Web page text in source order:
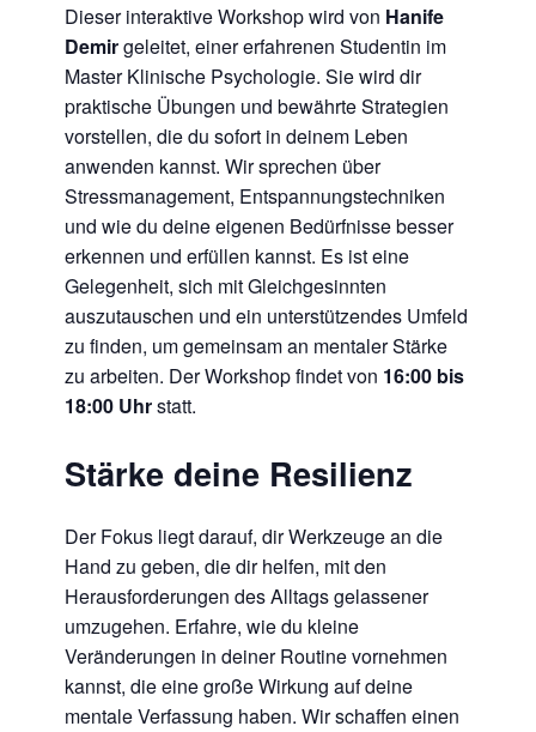
Dieser interaktive Workshop wird von Hanife
Demirgeleitet, einer erfahrenen Studentin im
Master Klinische Psychologie. Sie wird dir
praktische Übungen und bewährte Strategien
vorstellen, die du sofort in deinem Leben
anwenden kannst. Wir sprechen über
Stressmanagement, Entspannungstechniken
und wie du deine eigenen Bedürfnisse besser
erkennen und erfüllen kannst. Es ist eine
Gelegenheit, sich mit Gleichgesinnten
auszutauschen und ein unterstützendes Umfeld
zu finden, um gemeinsam an mentaler Stärke
zu arbeiten. Der Workshop findet von 16:00 bis
18:00 Uhrstatt.
Stärke deine Resilienz
Der Fokus liegt darauf, dir Werkzeuge an die
Hand zu geben, die dir helfen, mit den
Herausforderungen des Alltags gelassener
umzugehen. Erfahre, wie du kleine
Veränderungen in deiner Routine vornehmen
kannst, die eine große Wirkung auf deine
mentale Verfassung haben. Wir schaffen einen